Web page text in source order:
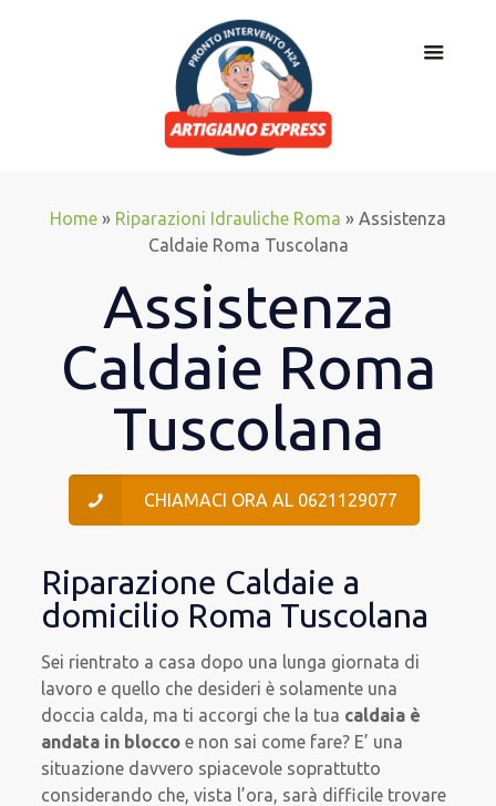
Home » Riparazioni Idrauliche Roma » Assistenza
Caldaie Roma Tuscolana
Assistenza
Caldaie Roma
Tuscolana
CHIAMACI ORA AL 0621129077
Riparazione Caldaie a
domicilio Roma Tuscolana
Sei rientrato a casa dopo una lunga giornata di
lavoro e quello che desideri è solamente una
doccia calda, ma ti accorgi che la tua caldaia è
andata in blocco e non sai come fare? E’ una
situazione davvero spiacevole soprattutto
considerando che, vista l’ora, sarà difficile trovare